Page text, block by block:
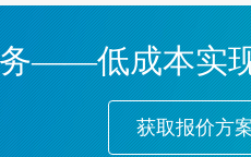
——低成本实
获取报价方